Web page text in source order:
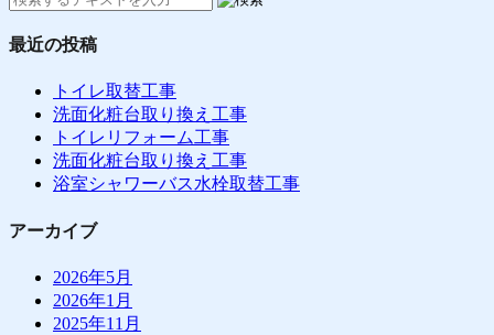
最近の投稿
トイレ取替工事
洗面化粧台取り換え工事
トイレリフォーム工事
洗面化粧台取り換え工事
浴室シャワーバス水栓取替工事
アーカイブ
2026年5月
2026年1月
2025年11月